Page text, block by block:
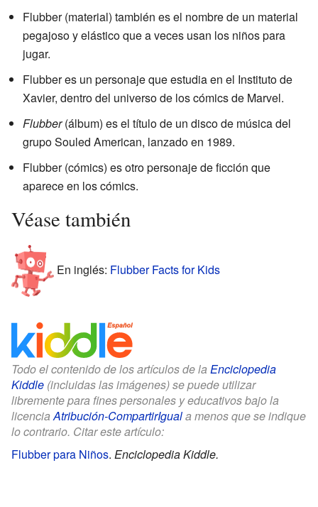
Flubber (material) también es el nombre de un material
pegajoso y elástico que a veces usan los niños para
jugar.
Flubber es un personaje que estudia en el Instituto de
Xavier, dentro del universo de los cómics de Marvel.
Flubber(álbum) es el título de un disco de música del
grupo Souled American, lanzado en 1989.
Flubber (cómics) es otro personaje de ficción que
aparece en los cómics.
Véase también
En inglés: Flubber Facts for Kids
Todo el contenido de los artículos de la Enciclopedia
Kiddle (incluidas las imágenes) se puede utilizar
libremente para fines personales y educativos bajo la
licenciaAtribución-CompartirIguala menos que se indique
lo contrario. Citar este artículo:
Flubber para Niños. Enciclopedia Kiddle.